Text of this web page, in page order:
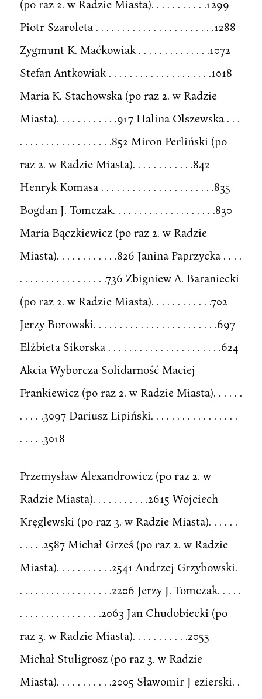
(po raz 2. w Radzie Miasta). . . . . . . . . . .1299
Piotr Szaroleta . . . . . . . . . . . . . . . . . . . . . . .1288
Zygmunt K. Maćkowiak . . . . . . . . . . . . . .1072
Stefan Antkowiak . . . . . . . . . . . . . . . . . . . .1018
Maria K. Stachowska (po raz 2. w Radzie
Miasta). . . . . . . . . . . .917 Halina Olszewska . . .
. . . . . . . . . . . . . . . . . .852 Miron Perliński (po
raz 2. w Radzie Miasta). . . . . . . . . . . .842
Henryk Komasa . . . . . . . . . . . . . . . . . . . . . .835
Bogdan J. Tomczak. . . . . . . . . . . . . . . . . . . .830
Maria Bączkiewicz (po raz 2. w Radzie
Miasta). . . . . . . . . . . .826 Janina Paprzycka . . . .
. . . . . . . . . . . . . . . . .736 Zbigniew A. Baraniecki
(po raz 2. w Radzie Miasta). . . . . . . . . . . .702
Jerzy Borowski. . . . . . . . . . . . . . . . . . . . . . . .697
Elżbieta Sikorska . . . . . . . . . . . . . . . . . . . . . .624
Akcia Wyborcza Solidarność Maciej
Frankiewicz (po raz 2. w Radzie Miasta). . . . . .
. . . . .3097 Dariusz Lipiński. . . . . . . . . . . . . . . . .
. . . . .3018
Przemysław Alexandrowicz (po raz 2. w
Radzie Miasta). . . . . . . . . . .2615 Wojciech
Kręglewski (po raz 3. w Radzie Miasta). . . . . .
. . . . .2587 Michał Grześ (po raz 2. w Radzie
Miasta). . . . . . . . . . .2541 Andrzej Grzybowski.
. . . . . . . . . . . . . . . . . .2206 Jerzy J. Tomczak. . . . .
. . . . . . . . . . . . . . . .2063 Jan Chudobiecki (po
raz 3. w Radzie Miasta). . . . . . . . . . .2055
Michał Stuligrosz (po raz 3. w Radzie
Miasta). . . . . . . . . . .2005 Sławomir J ezierski. .